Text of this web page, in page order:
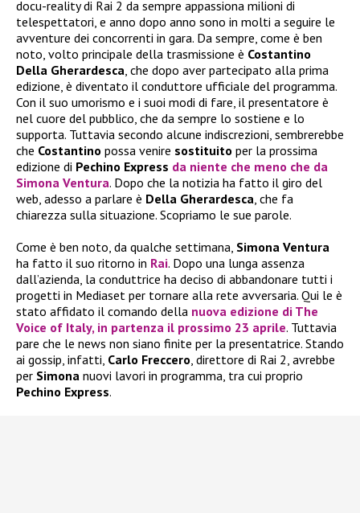
docu-reality di Rai 2 da sempre appassiona milioni di
telespettatori, e anno dopo anno sono in molti a seguire le
avventure dei concorrenti in gara. Da sempre, come è ben
noto, volto principale della trasmissione è Costantino
Della Gherardesca, che dopo aver partecipato alla prima
edizione, è diventato il conduttore ufficiale del programma.
Con il suo umorismo e i suoi modi di fare, il presentatore è
nel cuore del pubblico, che da sempre lo sostiene e lo
supporta. Tuttavia secondo alcune indiscrezioni, sembrerebbe
che Costantino possa venire sostituito per la prossima
edizione di Pechino Express da niente che meno che da
Simona Ventura. Dopo che la notizia ha fatto il giro del
web, adesso a parlare è Della Gherardesca, che fa
chiarezza sulla situazione. Scopriamo le sue parole.
Come è ben noto, da qualche settimana, Simona Ventura
ha fatto il suo ritorno in Rai. Dopo una lunga assenza
dall’azienda, la conduttrice ha deciso di abbandonare tutti i
progetti in Mediaset per tornare alla rete avversaria. Qui le è
stato affidato il comando della nuova edizione di The
Voice of Italy, in partenza il prossimo 23 aprile. Tuttavia
pare che le news non siano finite per la presentatrice. Stando
ai gossip, infatti, Carlo Freccero, direttore di Rai 2, avrebbe
per Simona nuovi lavori in programma, tra cui proprio
Pechino Express.